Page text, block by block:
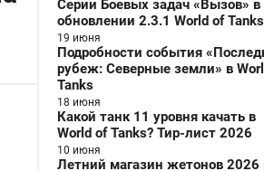
Серии Боевых задач «Вызов» в
обновлении 2.3.1 World of Tanks
19 июня
Подробности события
рубеж: Северные земли» в
Tanks
18 июня
Какой танк 11 уровня качать в
World of Tanks? Тир-лист 2026
10 июня
Летний магазин жетонов 2026